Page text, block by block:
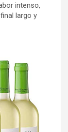
intenso,
largo y